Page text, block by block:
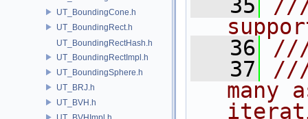
UT_BoundingCone.h
UT_BoundingRect.h
UT_BoundingRectHash.h
UT_BoundingRectImpl.h
UT_BoundingSphere.h
UT_BRJ.h
UT_BVH.h
   35
   36
   37
///
many